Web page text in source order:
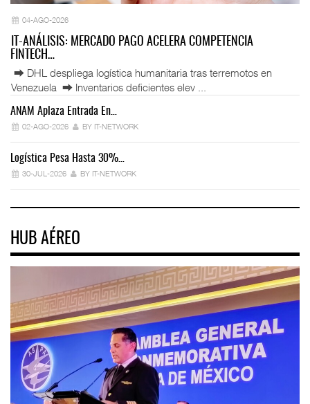
04-AGO-2026
IT-ANÁLISIS: MERCADO PAGO ACELERA COMPETENCIA
FINTECH…
⮕ DHL despliega logística humanitaria tras terremotos en
Venezuela ⮕ Inventarios deficientes elev ...
ANAM Aplaza Entrada En…
02-AGO-2026 BY IT-NETWORK
Logística Pesa Hasta 30%…
30-JUL-2026 BY IT-NETWORK
HUB AÉREO